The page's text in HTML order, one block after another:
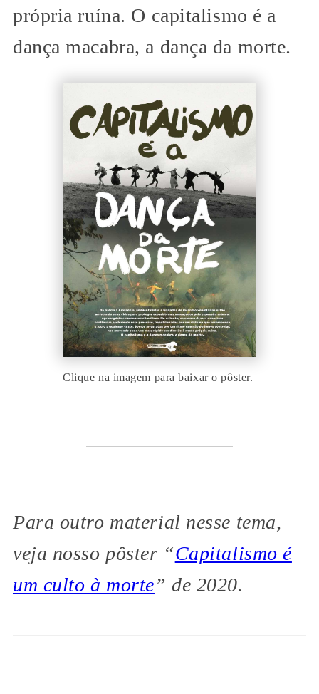
própria ruína. O capitalismo é a
dança macabra, a dança da morte.
Clique na imagem para baixar o pôster.
Para outro material nesse tema,
veja nosso pôster “Capitalismo é
um culto à morte” de 2020.